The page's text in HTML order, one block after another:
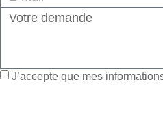
J’accepte que mes